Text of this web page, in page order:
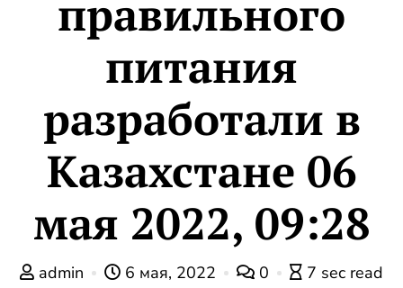
правильного
питания
разработали в
Казахстане 06
мая 2022, 09:28
admin 6 мая, 2022 0 7 sec read